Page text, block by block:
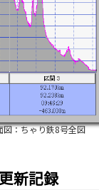
図：ちゃり鉄8号全図
新記録